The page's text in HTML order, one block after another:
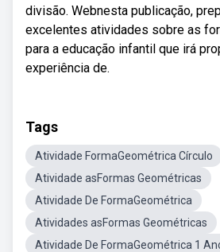
divisão. Webnesta publicação,
excelentes atividades sobre as
para a educação infantil que irá
experiência de.
Tags
Atividade FormaGeométrica Círculo
Atividade asFormas Geométricas
Atividade De FormaGeométrica
Atividades asFormas Geométricas
Atividade De FormaGeométrica 1